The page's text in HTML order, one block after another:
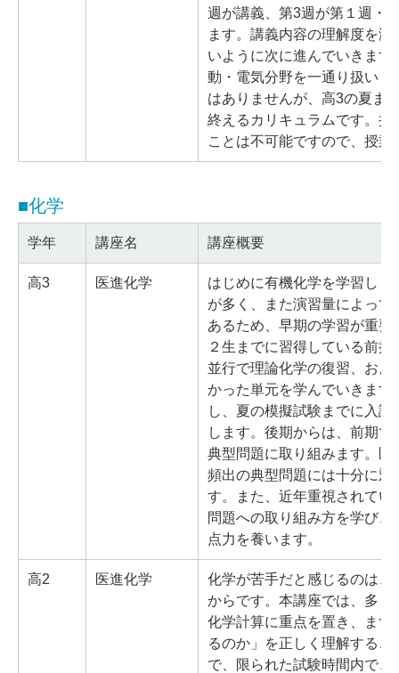
週が講義、第3週が第１週・
ます。講義内容の理解度を
いように次に進んでいきま
動・電気分野を一通り扱い
はありませんが、高3の夏ま
終えるカリキュラムです。
ことは不可能ですので、授
■化学
学年 講座名 講座概要
高3 医進化学
はじめに有機化学を学習し
が多く、また演習量によっ
あるため、早期の学習が重
２生までに習得している前
並行で理論化学の復習、お
かった単元を学んでいきま
し、夏の模擬試験までに入
します。後期からは、前期
典型問題に取り組みます。
頻出の典型問題には十分に
す。また、近年重視されて
問題への取り組み方を学び
点力を養います。
高2 医進化学
化学が苦手だと感じるのは
からです。本講座では、多
化学計算に重点を置き、ま
るのか」を正しく理解する
で、限られた試験時間内で